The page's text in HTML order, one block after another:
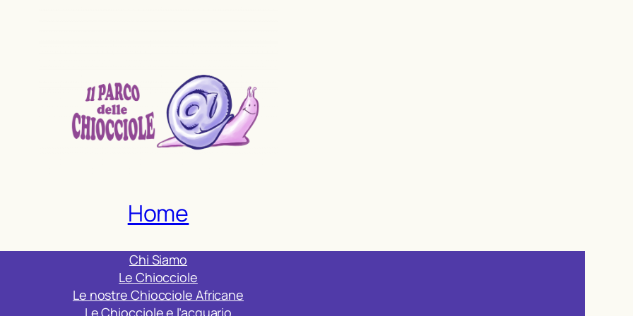
Home
Chi Siamo
Le Chiocciole
Le nostre Chiocciole Africane
Le Chiocciole e l’acquario